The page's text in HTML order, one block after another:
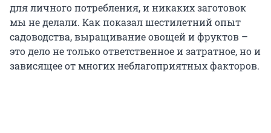
для личного потребления, и никаких заготовок
мы не делали. Как показал шестилетний опыт
садоводства, выращивание овощей и фруктов –
это дело не только ответственное и затратное, но и
зависящее от многих неблагоприятных факторов.